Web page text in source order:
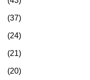
(37)
(24)
(21)
(20)